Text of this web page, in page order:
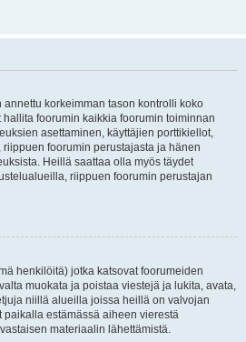
korkeimman tason kontrolli koko
foorumin kaikkia foorumin toiminnan
asettaminen, käyttäjien porttikiellot,
riippuen foorumin perustajasta ja hänen
Heillä saattaa olla myös täydet
riippuen foorumin perustajan
henkilöitä) jotka katsovat foorumeiden
muokata ja poistaa viestejä ja lukita, avata,
niillä alueilla joissa heillä on valvojan
estämässä aiheen vierestä
materiaalin lähettämistä.